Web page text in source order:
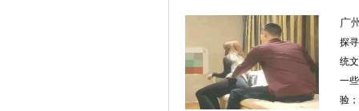
广
探
统
一
验